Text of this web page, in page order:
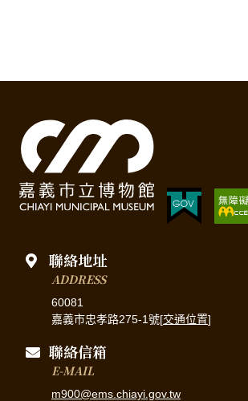
聯絡地址
ADDRESS
60081
嘉義市忠孝路275-1號[交通位置]
聯絡信箱
E-MAIL
m900@ems.chiayi.gov.tw